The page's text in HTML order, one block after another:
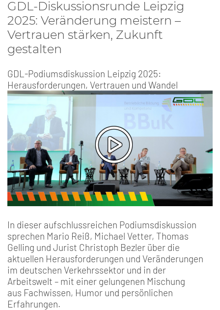
GDL-Diskussionsrunde Leipzig
2025: Veränderung meistern –
Vertrauen stärken, Zukunft
gestalten
GDL-Podiumsdiskussion Leipzig 2025:
Herausforderungen, Vertrauen und Wandel
In dieser aufschlussreichen Podiumsdiskussion
sprechen Mario Reiß, Michael Vetter, Thomas
Gelling und Jurist Christoph Bezler über die
aktuellen Herausforderungen und Veränderungen
im deutschen Verkehrssektor und in der
Arbeitswelt – mit einer gelungenen Mischung
aus Fachwissen, Humor und persönlichen
Erfahrungen.